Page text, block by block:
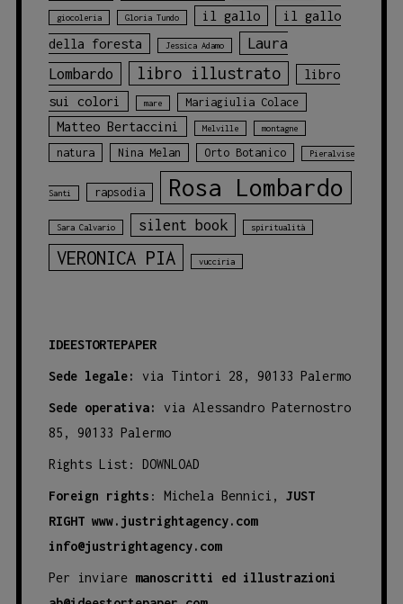
giocoleria Gloria Tundo il gallo
il gallo
della foresta
Jessica Adamo
Laura
Lombardo
libro illustrato
libro
sui colori
mare Mariagiulia Colace
Matteo Bertaccini Melville montagne
natura Nina Melan Orto Botanico Pieralvise
Santi rapsodia Rosa Lombardo
Sara Calvario silent book spiritualità
VERONICA PIA vucciria
IDEESTORTEPAPER
Sede legale: via Tintori 28, 90133 Palermo
Sede operativa:
via Alessandro Paternostro
85, 90133 Palermo
Rights List: DOWNLOAD
Foreign rights : Michela Bennici, JUST
RIGHT www.justrightagency.com
info@justrightagency.com
Per inviare manoscritti ed illustrazioni